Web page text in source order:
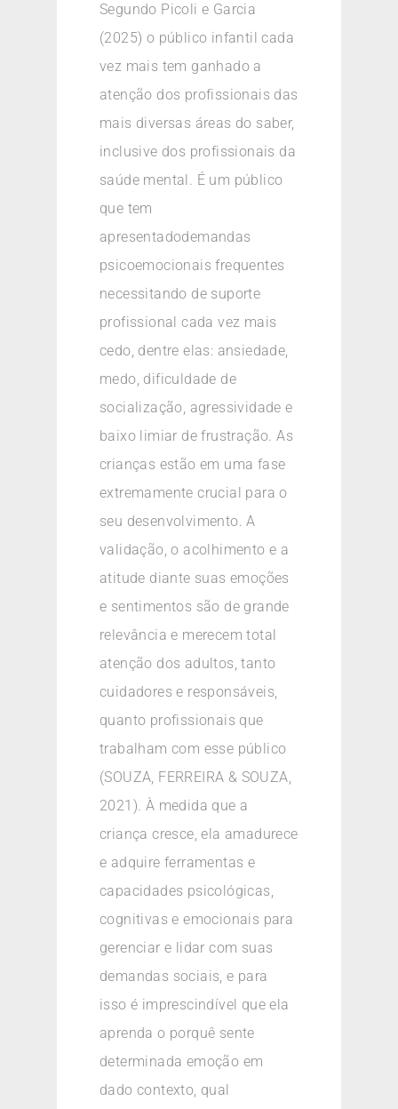
Segundo Picoli e Garcia
(2025) o público infantil cada
vez mais tem ganhado a
atenção dos profissionais das
mais diversas áreas do saber,
inclusive dos profissionais da
saúde mental. É um público
que tem
apresentadodemandas
psicoemocionais frequentes
necessitando de suporte
profissional cada vez mais
cedo, dentre elas: ansiedade,
medo, dificuldade de
socialização, agressividade e
baixo limiar de frustração. As
crianças estão em uma fase
extremamente crucial para o
seu desenvolvimento. A
validação, o acolhimento e a
atitude diante suas emoções
e sentimentos são de grande
relevância e merecem total
atenção dos adultos, tanto
cuidadores e responsáveis,
quanto profissionais que
trabalham com esse público
(SOUZA, FERREIRA & SOUZA,
2021). À medida que a
criança cresce, ela amadurece
e adquire ferramentas e
capacidades psicológicas,
cognitivas e emocionais para
gerenciar e lidar com suas
demandas sociais, e para
isso é imprescindível que ela
aprenda o porquê sente
determinada emoção em
dado contexto, qual